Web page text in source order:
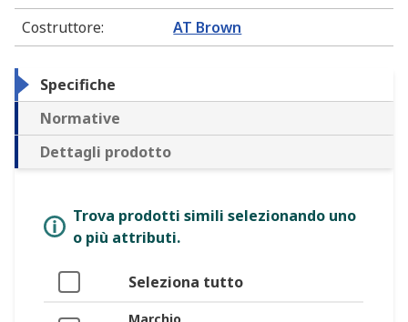
Costruttore: AT Brown
Specifiche
Normative
Dettagli prodotto
Trova prodotti simili selezionando uno
o più attributi.
Seleziona tutto